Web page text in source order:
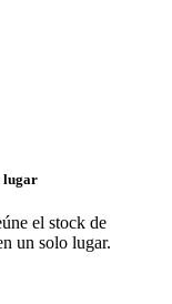
lugar
el stock de
un solo lugar.